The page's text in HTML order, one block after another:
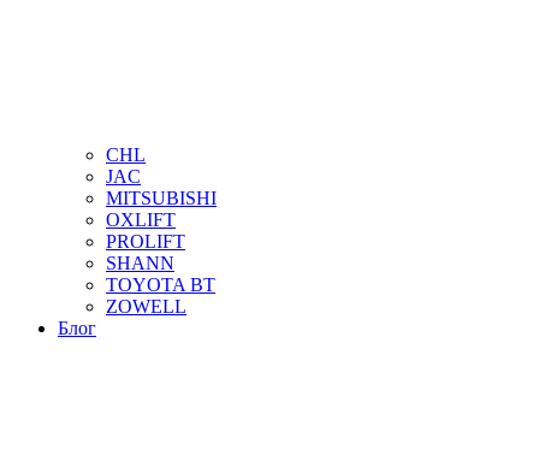
CHL
JAC
MITSUBISHI
OXLIFT
PROLIFT
SHANN
TOYOTA BT
ZOWELL
Блог